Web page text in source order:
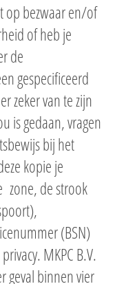
op bezwaar en/of
of heb je
de
gespecificeerd
zeker van te zijn
is gedaan, vragen
bij het
kopie je
zone, de strook
(BSN)
MKPC B.V.
geval binnen vier